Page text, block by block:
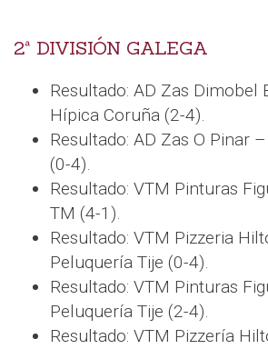
2ª DIVISIÓN GALEGA
Resultado: AD Zas Dimobel
Hípica Coruña (2-4).
Resultado: AD Zas O Pinar
(0-4).
Resultado: VTM Pinturas
TM (4-1).
Resultado: VTM Pizzeria
Peluquería Tije (0-4).
Resultado: VTM Pinturas
Peluquería Tije (2-4).
Resultado: VTM Pizzería